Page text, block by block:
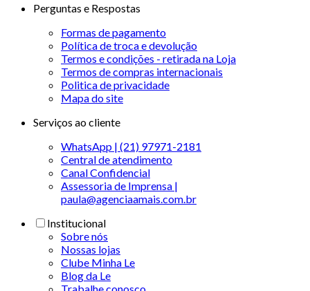
Perguntas e Respostas
Formas de pagamento
Política de troca e devolução
Termos e condições - retirada na Loja
Termos de compras internacionais
Politica de privacidade
Mapa do site
Serviços ao cliente
WhatsApp | (21) 97971-2181
Central de atendimento
Canal Confidencial
Assessoria de Imprensa |
paula@agenciaamais.com.br
Institucional
Sobre nós
Nossas lojas
Clube Minha Le
Blog da Le